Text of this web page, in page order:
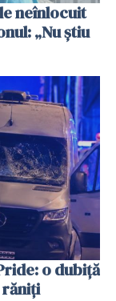
neînlocuit
„Nu știu
o dubiță
răniți